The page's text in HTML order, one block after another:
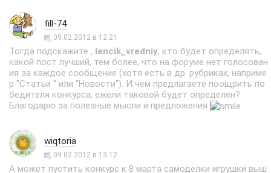
fill-74
09.02.2012 в 12:21
Тогда подскажите , lencik_vredniy, кто будет определять,
какой пост лучший, тем более, что на форуме нет голосован
ия за каждое сообщение (хотя есть в др. рубриках, наприме
р "Статьи " или "Новости"). И чем предлагаете поощрить по
бедителя конкурса, ежели таковой будет определен?
Благодарю за полезные мысли и предложения
wiqtoria
09.02.2012 в 13:12
А может пустить конкурс к 8 марта самоделки игрушки выш